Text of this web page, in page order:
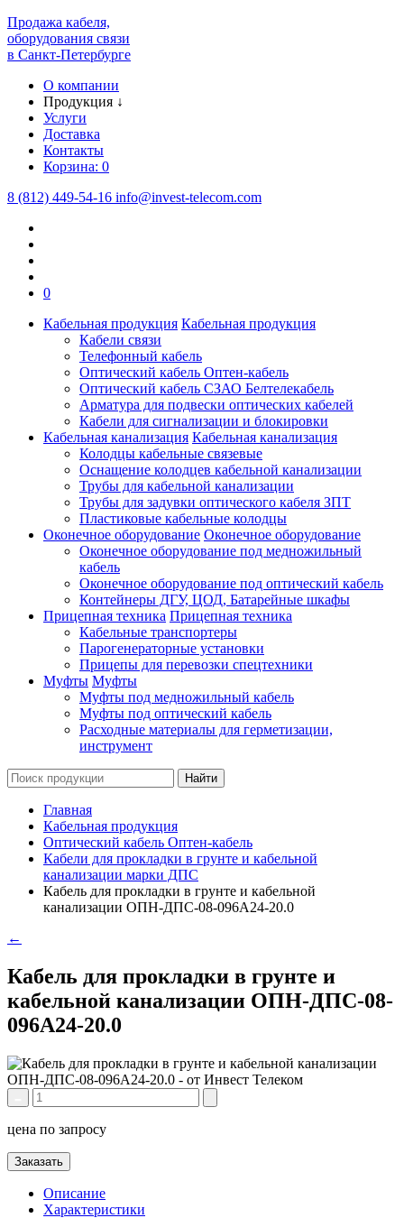
Продажа кабеля,
оборудования связи
в Санкт-Петербурге
О компании
Продукция ↓
Услуги
Доставка
Контакты
Корзина: 0
8 (812) 449-54-16 info@invest-telecom.com
0
Кабельная продукция Кабельная продукция
Кабели связи
Телефонный кабель
Оптический кабель Оптен-кабель
Оптический кабель СЗАО Белтелекабель
Арматура для подвески оптических кабелей
Кабели для сигнализации и блокировки
Кабельная канализация Кабельная канализация
Колодцы кабельные связевые
Оснащение колодцев кабельной канализации
Трубы для кабельной канализации
Трубы для задувки оптического кабеля ЗПТ
Пластиковые кабельные колодцы
Оконечное оборудование Оконечное оборудование
Оконечное оборудование под медножильный
кабель
Оконечное оборудование под оптический кабель
Контейнеры ДГУ, ЦОД, Батарейные шкафы
Прицепная техника Прицепная техника
Кабельные транспортеры
Парогенераторные установки
Прицепы для перевозки спецтехники
Муфты Муфты
Муфты под медножильный кабель
Муфты под оптический кабель
Расходные материалы для герметизации,
инструмент
Главная
Кабельная продукция
Оптический кабель Оптен-кабель
Кабели для прокладки в грунте и кабельной
канализации марки ДПС
Кабель для прокладки в грунте и кабельной
канализации ОПН-ДПС-08-096А24-20.0
←
Кабель для прокладки в грунте и
кабельной канализации ОПН-ДПС-08-
096А24-20.0
цена по запросу
Заказать
Описание
Характеристики